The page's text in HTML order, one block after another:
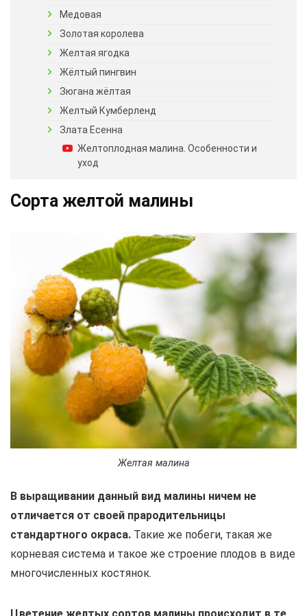
Медовая
Золотая королева
Желтая ягодка
Жёлтый пингвин
Зюгана жёлтая
Желтый Кумберленд
Злата Есенна
Желтоплодная малина. Особенности и
уход
Сорта желтой малины
Желтая малина
В выращивании данный вид малины ничем не
отличается от своей прародительницы
стандартного окраса. Такие же побеги, такая же
корневая система и такое же строение плодов в виде
многочисленных костянок.
Цветение желтых сортов малины происходит в те